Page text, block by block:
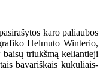
karo paliaubos
Helmuto Winterio,
triukšmą keliantieji
bavariškais kukuliais-